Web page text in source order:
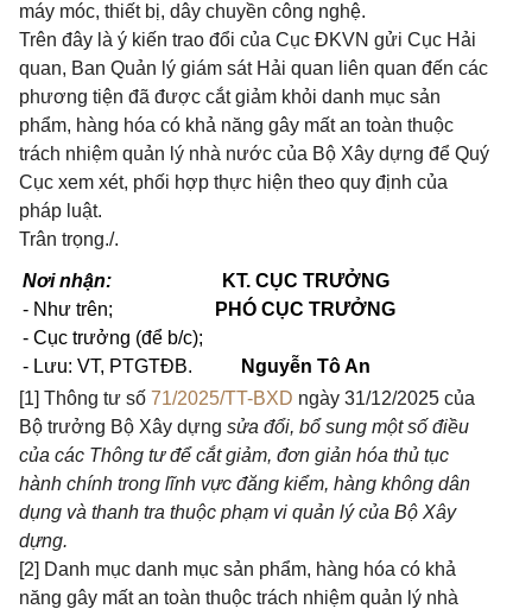
máy móc, thiết bị, dây chuyền công nghệ.
Trên đây là ý kiến trao đổi của Cục ĐKVN gửi Cục Hải
quan, Ban Quản lý giám sát Hải quan liên quan đến các
phương tiện đã được cắt giảm khỏi danh mục sản
phẩm, hàng hóa có khả năng gây mất an toàn thuộc
trách nhiệm quản lý nhà nước của Bộ Xây dựng để Quý
Cục xem xét, phối hợp thực hiện theo quy định của
pháp luật.
Trân trọng./.
Nơi nhận:
- Như trên;
- Cục trưởng (để b/c);
- Lưu: VT, PTGTĐB.
KT. CỤC TRƯỞNG
PHÓ CỤC TRƯỞNG
Nguyễn Tô An
[1] Thông tư số 71/2025/TT-BXD ngày 31/12/2025 của
Bộ trưởng Bộ Xây dựng sửa đổi, bổ sung một số điều
của các Thông tư để cắt giảm, đơn giản hóa thủ tục
hành chính trong lĩnh vực đăng kiểm, hàng không dân
dụng và thanh tra thuộc phạm vi quản lý của Bộ Xây
dựng.
[2] Danh mục danh mục sản phẩm, hàng hóa có khả
năng gây mất an toàn thuộc trách nhiệm quản lý nhà